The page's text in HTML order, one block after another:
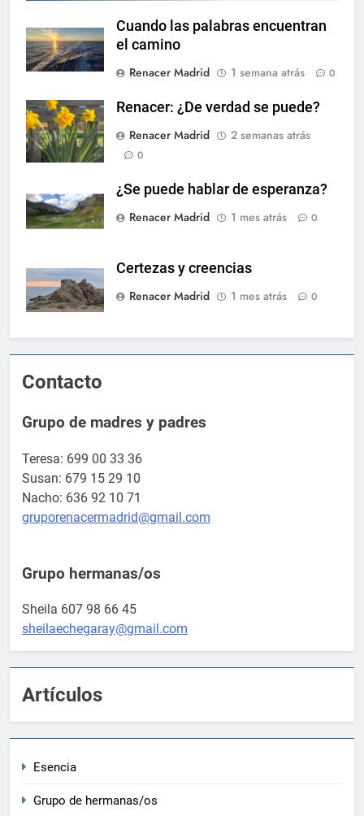
Cuando las palabras encuentran
el camino
Renacer Madrid
1 semana atrás 0
Renacer: ¿De verdad se puede?
Renacer Madrid
2 semanas atrás
0
¿Se puede hablar de esperanza?
Renacer Madrid
1 mes atrás 0
Certezas y creencias
Renacer Madrid
1 mes atrás 0
Contacto
Grupo de madres y padres
Teresa: 699 00 33 36
Susan: 679 15 29 10
Nacho: 636 92 10 71
gruporenacermadrid@gmail.com
Grupo hermanas/os
Sheila 607 98 66 45
sheilaechegaray@gmail.com
Artículos
Esencia
Grupo de hermanas/os